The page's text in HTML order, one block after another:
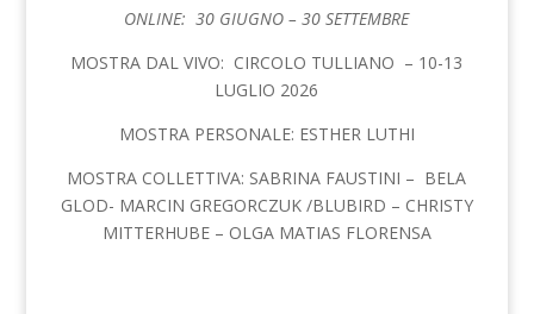
ONLINE: 30 GIUGNO – 30 SETTEMBRE
MOSTRA DAL VIVO: CIRCOLO TULLIANO – 10-13
LUGLIO 2026
MOSTRA PERSONALE: ESTHER LUTHI
MOSTRA COLLETTIVA: SABRINA FAUSTINI – BELA
GLOD- MARCIN GREGORCZUK /BLUBIRD – CHRISTY
MITTERHUBE – OLGA MATIAS FLORENSA